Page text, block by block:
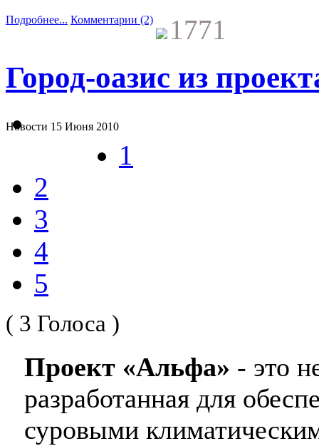
Подробнее... Комментарии (2) 1771
Город-оазис из
Новости 15 Июня 2010
1
2
3
4
5
( 3 Голоса )
Проект «Альфа» - это
разработанная для
суровыми